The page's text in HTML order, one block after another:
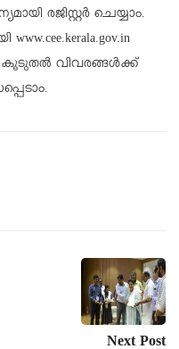
രജിസ്റ്റർ ചെയ്യാം.
വിവരങ്ങൾക്ക്
Next Post